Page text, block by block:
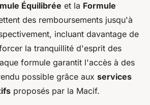
Équilibrée et la Formule
des remboursements jusqu'à
incluant davantage de
la tranquillité d'esprit des
formule garantit l'accès à des
possible grâce aux services
proposés par la Macif.